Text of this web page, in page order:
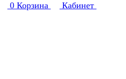
0 Корзина
Кабинет